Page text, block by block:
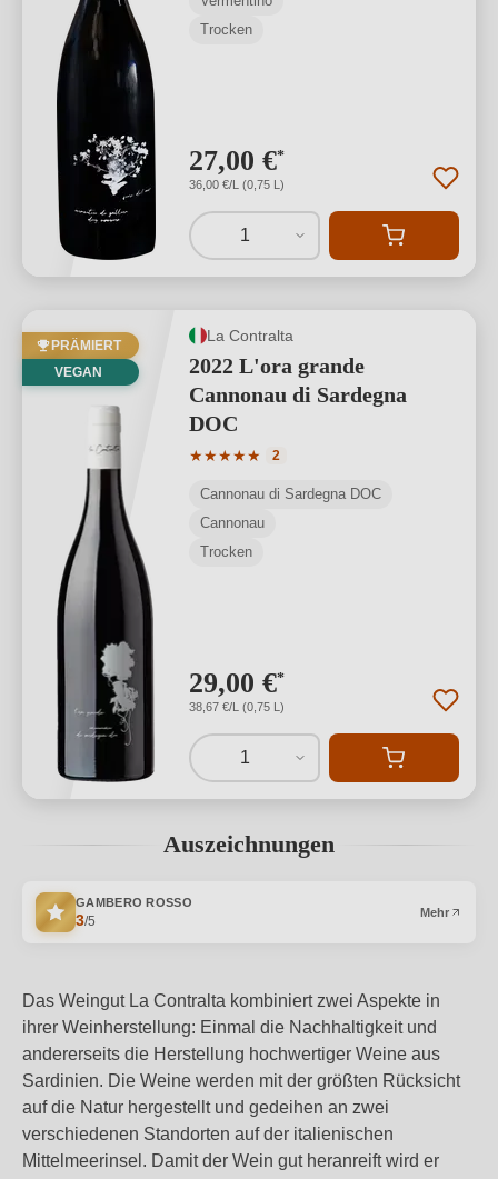
Trocken
27,00 €*
36,00 €/L (0,75 L)
1
PRÄMIERT
VEGAN
La Contralta
2022 L'ora grande
Cannonau di Sardegna
DOC
★★★★★
Durchschnittliche Bewertung von 5
2
Cannonau di Sardegna DOC
Cannonau
Trocken
29,00 €*
38,67 €/L (0,75 L)
1
Auszeichnungen
GAMBERO ROSSO
3/5
Mehr
Das Weingut La Contralta kombiniert zwei Aspekte in
ihrer Weinherstellung: Einmal die Nachhaltigkeit und
andererseits die Herstellung hochwertiger Weine aus
Sardinien. Die Weine werden mit der größten Rücksicht
auf die Natur hergestellt und gedeihen an zwei
verschiedenen Standorten auf der italienischen
Mittelmeerinsel. Damit der Wein gut heranreift wird er